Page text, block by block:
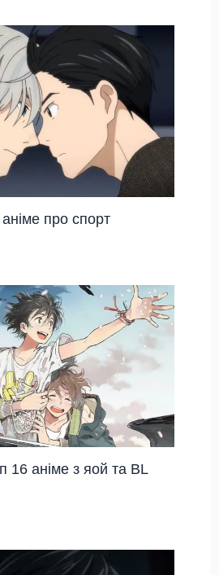
про спорт
16 аніме з яой та BL